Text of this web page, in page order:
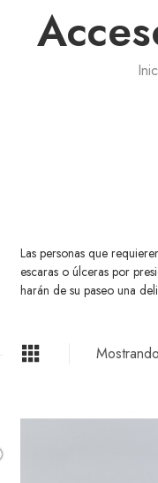
Las personas que
escaras o úlceras por
harán de su paseo una